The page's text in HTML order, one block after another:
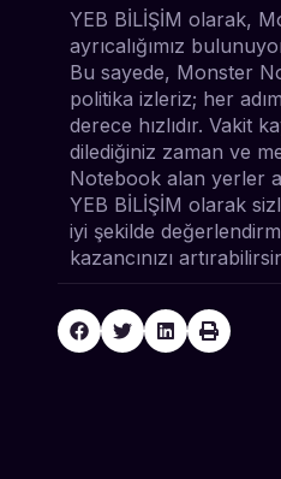
YEB BİLİŞİM olarak,
ayrıcalığımız
Bu sayede, Monster
politika izleriz; her
derece hızlıdır. Vakit
dilediğiniz zaman ve
Notebook alan yerler
YEB BİLİŞİM olarak
iyi şekilde
kazancınızı